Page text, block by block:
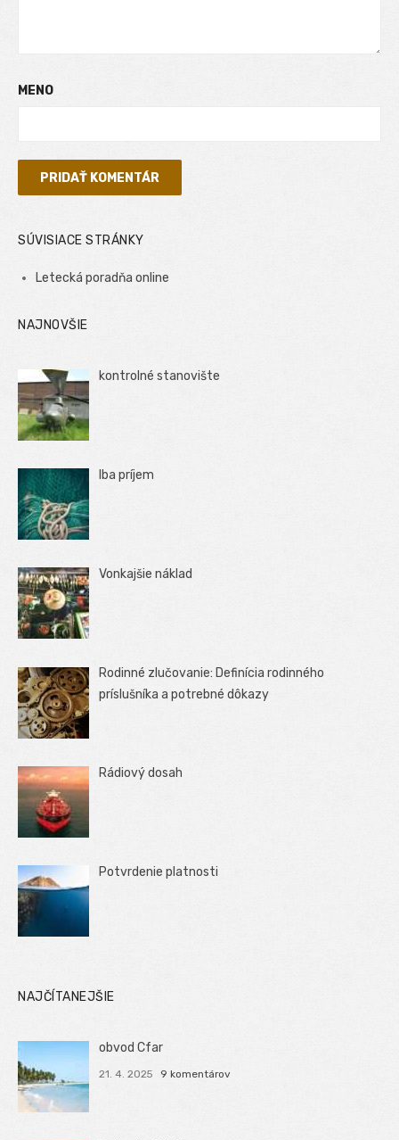
MENO
SÚVISIACE STRÁNKY
Letecká poradňa online
NAJNOVŠIE
kontrolné stanovište
Iba príjem
Vonkajšie náklad
Rodinné zlučovanie: Definícia rodinného
príslušníka a potrebné dôkazy
Rádiový dosah
Potvrdenie platnosti
NAJČÍTANEJŠIE
obvod Cfar
21. 4. 2025 9 komentárov